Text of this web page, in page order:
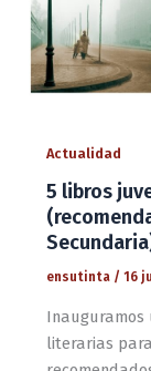
Actualidad
5 libros
ensutinta / 16
Inauguramos
literarias